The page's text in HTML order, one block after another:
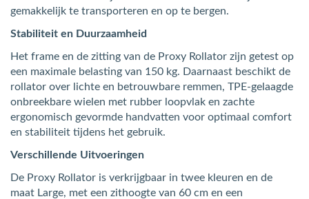
gemakkelijk te transporteren en op te bergen.
Stabiliteit en Duurzaamheid
Het frame en de zitting van de Proxy Rollator zijn getest op
een maximale belasting van 150 kg. Daarnaast beschikt de
rollator over lichte en betrouwbare remmen, TPE-gelaagde
onbreekbare wielen met rubber loopvlak en zachte
ergonomisch gevormde handvatten voor optimaal comfort
en stabiliteit tijdens het gebruik.
Verschillende Uitvoeringen
De Proxy Rollator is verkrijgbaar in twee kleuren en de
maat Large, met een zithoogte van 60 cm en een